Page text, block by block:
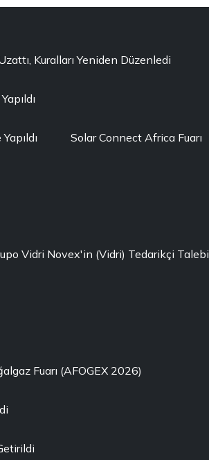
Kuralları Yeniden Düzenledi
Solar Connect Africa Fuarı
Vidri Novex'in (Vidri) Tedarikçi Talebi
Fuarı (AFOGEX 2026)